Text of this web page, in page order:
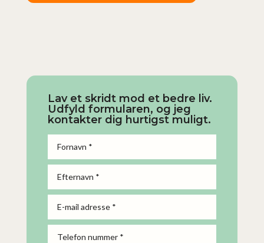
Lav et skridt mod et bedre liv.
Udfyld formularen, og jeg
kontakter dig hurtigst muligt.